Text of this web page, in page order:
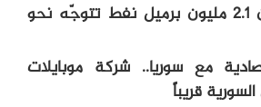
ناقلتا نفط تحملان 2.1 مليون برميل نفط تتوجّه نحو
مع سوريا.. شركة موبايلات
قريباً